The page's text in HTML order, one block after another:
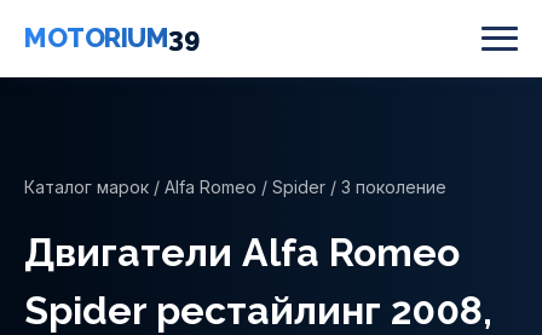
MOTORIUM39
Каталог марок / Alfa Romeo / Spider / 3 поколение
Двигатели Alfa Romeo
Spider рестайлинг 2008,